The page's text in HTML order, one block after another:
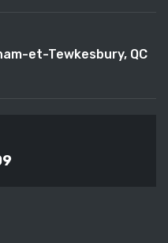
et-Tewkesbury, QC